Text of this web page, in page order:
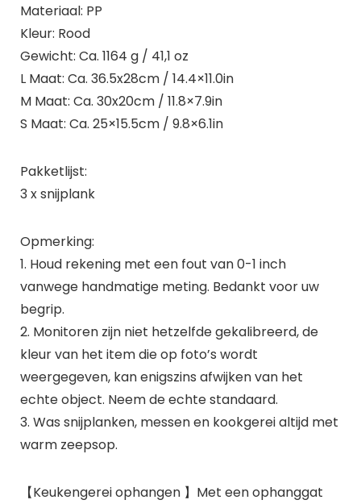
Materiaal: PP
Kleur: Rood
Gewicht: Ca. 1164 g / 41,1 oz
L Maat: Ca. 36.5x28cm / 14.4×11.0in
M Maat: Ca. 30x20cm / 11.8×7.9in
S Maat: Ca. 25×15.5cm / 9.8×6.1in
Pakketlijst:
3 x snijplank
Opmerking:
1. Houd rekening met een fout van 0-1 inch
vanwege handmatige meting. Bedankt voor uw
begrip.
2. Monitoren zijn niet hetzelfde gekalibreerd, de
kleur van het item die op foto’s wordt
weergegeven, kan enigszins afwijken van het
echte object. Neem de echte standaard.
3. Was snijplanken, messen en kookgerei altijd met
warm zeepsop.
【Keukengerei ophangen 】Met een ophanggat